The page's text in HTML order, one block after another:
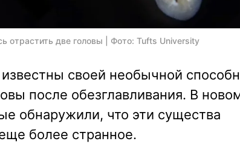
отрастить две головы | Фото: Tufts University
своей необычной
после обезглавливания. В
обнаружили, что эти существа
более странное.